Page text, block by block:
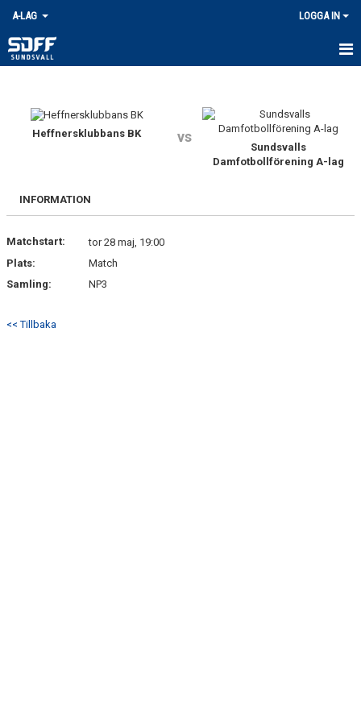
A-LAG LOGGA IN
TRUPPEN
MATCHER
KONTAKT
BILDGALLERI
Heffnersklubbans BK vs
Sundsvalls
Damfotbollförening A-lag
INFORMATION
Matchstart:
tor 28 maj, 19:00
Plats:
Match
Samling:
NP3
<< Tillbaka